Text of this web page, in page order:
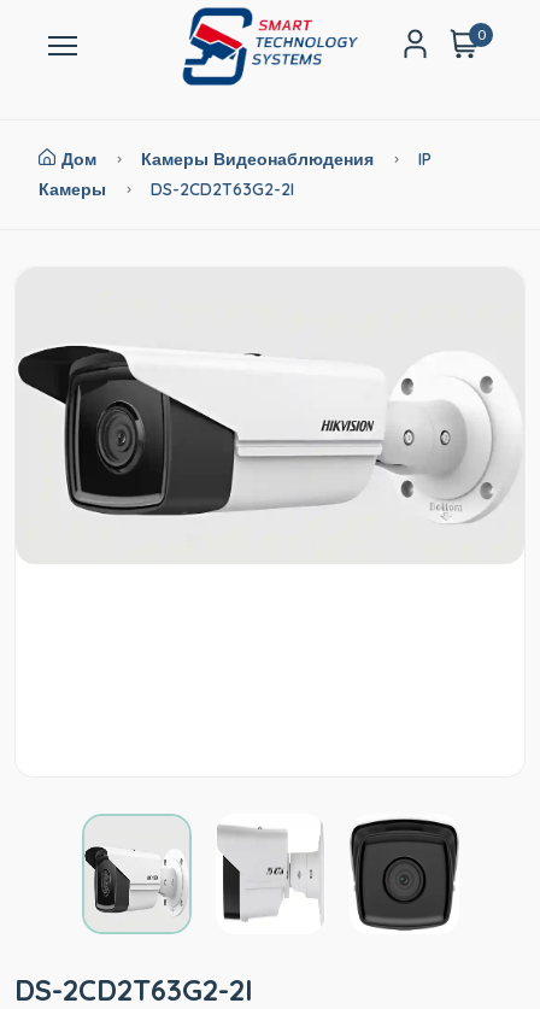
0
Дом Камеры Видеонаблюдения
IP
Камеры
DS-2CD2T63G2-2I
DS-2CD2T63G2-2I